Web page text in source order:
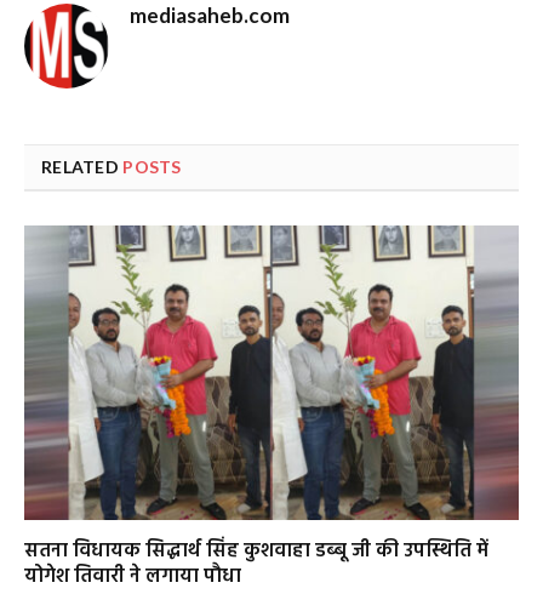
mediasaheb.com
RELATED POSTS
सतना विधायक सिद्धार्थ सिंह कुशवाहा डब्बू जी की उपस्थिति में
योगेश तिवारी ने लगाया पौधा